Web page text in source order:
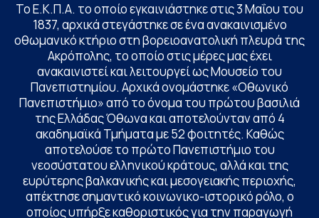
Το Ε.Κ.Π.Α. το οποίο εγκαινιάστηκε στις 3 Μαΐου του
1837, αρχικά στεγάστηκε σε ένα ανακαινισμένο
οθωμανικό κτήριο στη βορειοανατολική πλευρά της
Ακρόπολης, το οποίο στις μέρες μας έχει
ανακαινιστεί και λειτουργεί ως Μουσείο του
Πανεπιστημίου. Αρχικά ονομάστηκε «Οθωνικό
Πανεπιστήμιο» από το όνομα του πρώτου βασιλιά
της Ελλάδας Όθωνα και αποτελούνταν από 4
ακαδημαϊκά Τμήματα με 52 φοιτητές. Καθώς
αποτελούσε το πρώτο Πανεπιστήμιο του
νεοσύστατου ελληνικού κράτους, αλλά και της
ευρύτερης βαλκανικής και μεσογειακής περιοχής,
απέκτησε σημαντικό κοινωνικο-ιστορικό ρόλο, ο
οποίος υπήρξε καθοριστικός για την παραγωγή